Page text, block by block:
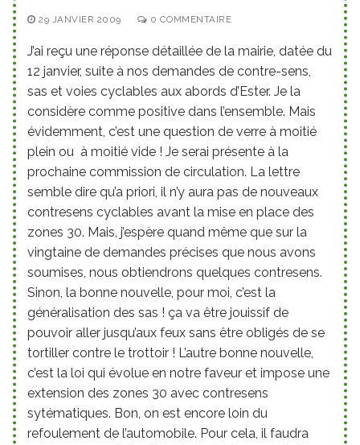
29 JANVIER 2009 0 COMMENTAIRE
J’ai reçu une réponse détaillée de la mairie, datée du
12 janvier, suite à nos demandes de contre-sens,
sas et voies cyclables aux abords d’Ester. Je la
considère comme positive dans l’ensemble. Mais
évidemment, c’est une question de verre à moitié
plein ou à moitié vide ! Je serai présente à la
prochaine commission de circulation. La lettre
semble dire qu’a priori, il n’y aura pas de nouveaux
contresens cyclables avant la mise en place des
zones 30. Mais, j’espère quand même que sur la
vingtaine de demandes précises que nous avons
soumises, nous obtiendrons quelques contresens.
Sinon, la bonne nouvelle, pour moi, c’est la
généralisation des sas ! ça va être jouissif de
pouvoir aller jusqu’aux feux sans être obligés de se
tortiller contre le trottoir ! L’autre bonne nouvelle,
c’est la loi qui évolue en notre faveur et impose une
extension des zones 30 avec contresens
sytématiques. Bon, on est encore loin du
refoulement de l’automobile. Pour cela, il faudra